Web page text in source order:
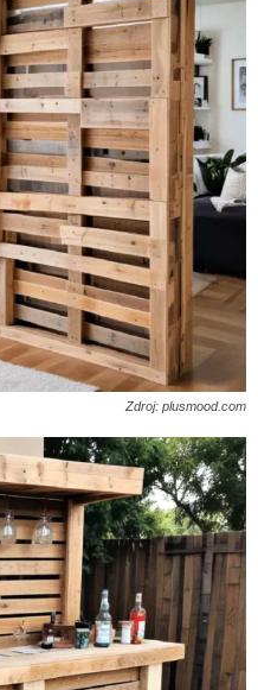
Zdroj: plusmood.com